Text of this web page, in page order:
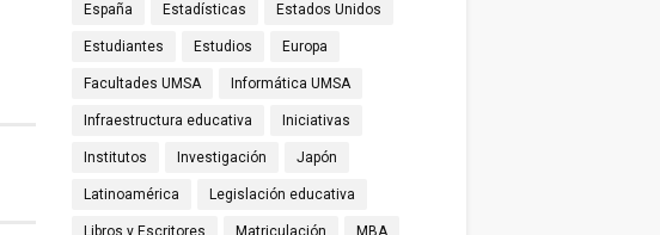
España Estadísticas Estados Unidos
Estudiantes Estudios Europa
Facultades UMSA Informática UMSA
Infraestructura educativa Iniciativas
Institutos Investigación Japón
Latinoamérica Legislación educativa
Libros y Escritores Matriculación MBA